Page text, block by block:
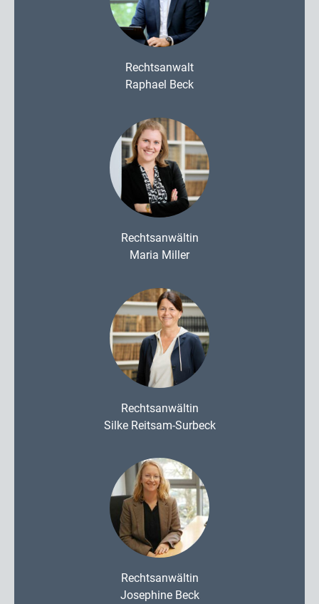
Rechtsanwalt
Raphael Beck
Rechtsanwältin
Maria Miller
Rechtsanwältin
Silke Reitsam-Surbeck
Rechtsanwältin
Josephine Beck